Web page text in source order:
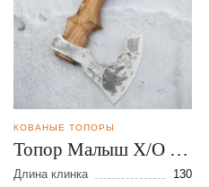
КОВАНЫЕ ТОПОРЫ
Топор Малыш Х/О из
стали 9ХС
Длина клинка
130